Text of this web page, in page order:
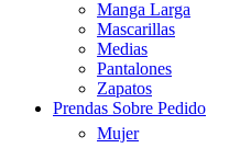
Manga Larga
Mascarillas
Medias
Pantalones
Zapatos
Prendas Sobre Pedido
Mujer